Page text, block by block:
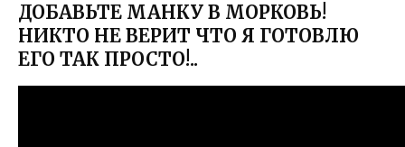
ДОБАВЬТЕ МАНКУ В МОРКОВЬ!
НИКТО НЕ ВЕРИТ ЧТО Я ГОТОВЛЮ
ЕГО ТАК ПРОСТО!..